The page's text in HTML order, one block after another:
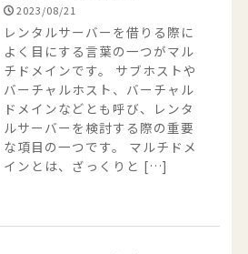
2023/08/21
レンタルサーバーを借りる際に
よく目にする言葉の一つがマル
チドメインです。 サブホストや
バーチャルホスト、バーチャル
ドメインなどとも呼び、レンタ
ルサーバーを検討する際の重要
な項目の一つです。 マルチドメ
インとは、ざっくりと […]